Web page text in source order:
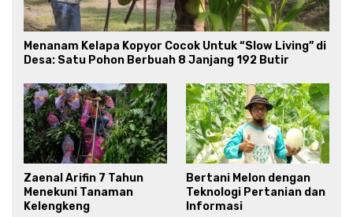
Menanam Kelapa Kopyor Cocok Untuk “Slow Living” di
Desa: Satu Pohon Berbuah 8 Janjang 192 Butir
Zaenal Arifin 7 Tahun
Menekuni Tanaman
Kelengkeng
Bertani Melon dengan
Teknologi Pertanian dan
Informasi